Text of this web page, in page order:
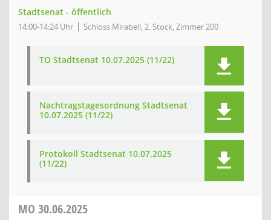
Stadtsenat - öffentlich
14:00-14:24 Uhr Schloss Mirabell, 2. Stock, Zimmer 200
TO Stadtsenat 10.07.2025 (11/22)
Nachtragstagesordnung Stadtsenat
10.07.2025 (11/22)
Protokoll Stadtsenat 10.07.2025
(11/22)
MO 30.06.2025